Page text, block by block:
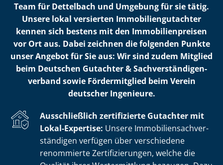
Team für Dettelbach und Umgebung für sie tätig.
Unsere lokal versierten Im­mo­bi­li­en­gut­ach­ter
kennen sich bestens mit den Im­mo­bi­li­en­prei­sen
vor Ort aus. Dabei zeichnen die folgenden Punkte
unser Angebot für Sie aus: Wir sind zudem Mitglied
beim Deutschen Gutachter & Sach­ver­stän­di­gen­
ver­band sowie Fördermitglied beim Verein
deutscher Ingenieure.
Ausschließlich zertifizierte Gutachter mit
Lokal-Expertise: Unsere Im­mo­bi­li­en­sach­ver­
stän­di­gen verfügen über verschiedene
renommierte Zer­ti­fi­zie­run­gen, welche die